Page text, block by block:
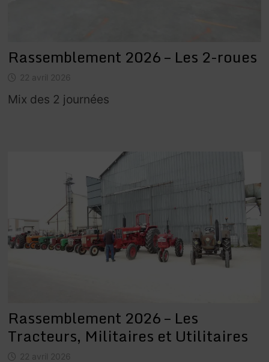
Rassemblement 2026 – Les 2-roues
22 avril 2026
Mix des 2 journées
Rassemblement 2026 – Les
Tracteurs, Militaires et Utilitaires
22 avril 2026